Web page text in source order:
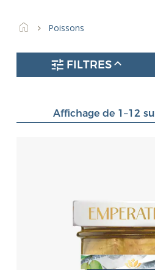
Poissons
FILTRES
Affichage de 1–12